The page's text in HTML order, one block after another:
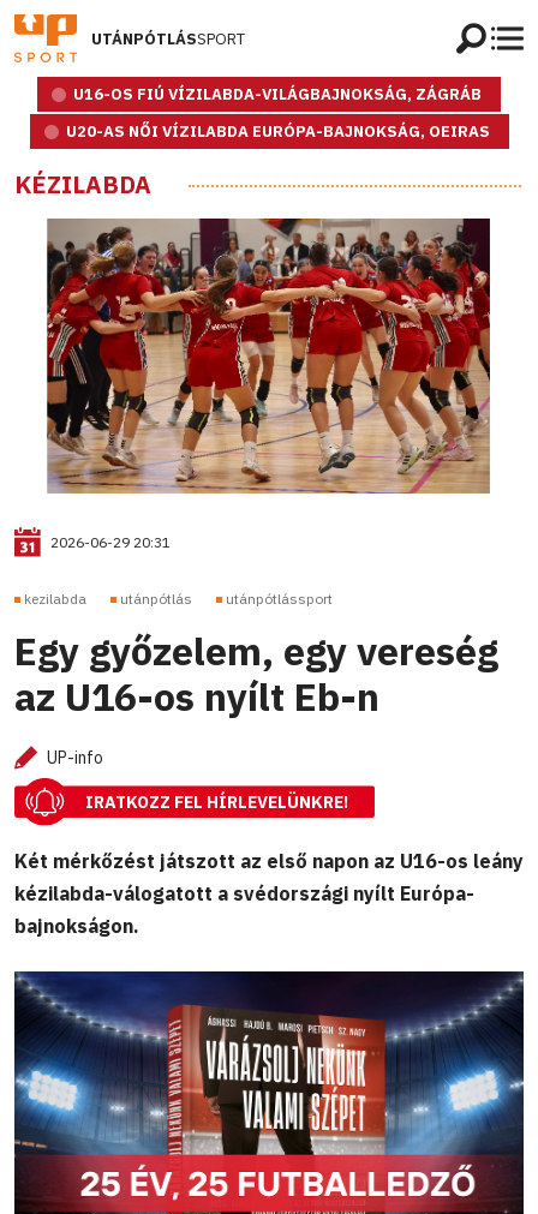
UTÁNPÓTLÁSSPORT
U16-OS FIÚ VÍZILABDA-VILÁGBAJNOKSÁG, ZÁGRÁB
U20-AS NŐI VÍZILABDA EURÓPA-BAJNOKSÁG, OEIRAS
KÉZILABDA
2026-06-29 20:31
kezilabda utánpótlás utánpótlássport
Egy győzelem, egy vereség
az U16-os nyílt Eb-n
UP-info
IRATKOZZ FEL HÍRLEVELÜNKRE!
Két mérkőzést játszott az első napon az U16-os leány
kézilabda-válogatott a svédországi nyílt Európa-
bajnokságon.